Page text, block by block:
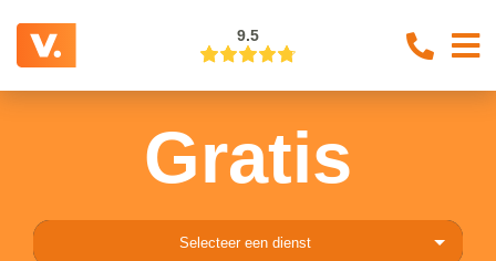
9.5
Gratis
Selecteer een dienst